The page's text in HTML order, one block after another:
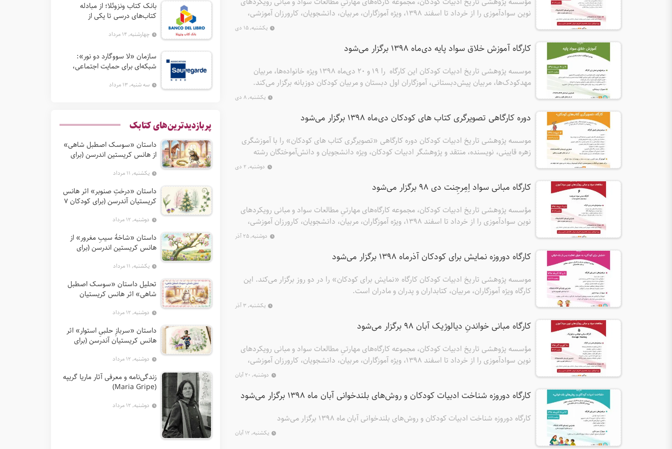
نوین سوادآموزی را از خرداد تا اسفند ۱۳۹۸، ویژه آموزگاران، مربیان، دانشجویان، کارورزان آموزشی،
یکشنبه, ۱۵ دی
کارگاه آموزش خلاق سواد پایه دی‌ماه ۱۳۹۸ برگزار می‌شود
موسسه پژوهشی تاریخ ادبیات کودکان این کارگاه را ۱۹ و ۲۰ دی‌ماه ۱۳۹۸ ویژه خانواده‌ها، مربیان
مهدکودک‌ها، مربیان پیش‌دبستانی، آموزگاران اول دبستان و مربیان کودکان دوزبانه برگزار می‌کند.
یکشنبه, ۸ دی
دوره کارگاهی تصویرگری کتاب های کودکان دی‌ماه ۱۳۹۸ برگزار می‌شود
موسسه پژوهشی تاریخ ادبیات کودکان دوره کارگاهی «تصویرگری کتاب های کودکان» را با آموزشگری
زهره قایینی، نویسنده، منتقد و پژوهشگر ادبیات کودکان، ویژه دانشجویان و دانش‌آموختگان رشته
دوشنبه, ۲ دی
کارگاه مبانی سواد اِمِرجِنت دی ۹۸ برگزار می‌شود
مؤسسه پژوهشی تاریخ ادبیات کودکان، مجموعه کارگاه‌های مهارتیِ مطالعات سواد و مبانی رویکردهای
نوین سوادآموزی را از خرداد تا اسفند ۱۳۹۸، ویژه آموزگاران، مربیان، دانشجویان، کارورزان آموزشی،
کتابداران، مادران و پدران برگزار می‌کند. کارگاه مبانی سواد اِمِرجِنت Emergent Literacy آیا درِ سواد
خواندن و نوشتن کِی فرامی‌رسد؟ بارقه‌های سواد کِی، کجا و چگونه روی می‌دهد؟ با مهمانِ ناخوانده‌ی
دوشنبه, ۲۵ آذر
کارگاه دوروزه نمایش برای کودکان آذرماه ۱۳۹۸ برگزار می‌شود
موسسه پژوهشی تاریخ ادبیات کودکان کارگاه «نمایش برای کودکان» را در دو روز برگزار می‌کند. این
کارگاه ویژه آموزگاران، مربیان، کتابداران و پدران و مادران است.
یکشنبه, ۳ آذر
کارگاه مبانی خواندنِ دیالوژیک آبان ۹۸ برگزار می‌شود
مؤسسه پژوهشی تاریخ ادبیات کودکان، مجموعه کارگاه‌های مهارتیِ مطالعات سواد و مبانی رویکردهای
نوین سوادآموزی را از خرداد تا اسفند ۱۳۹۸، ویژه آموزگاران، مربیان، دانشجویان، کارورزان آموزشی،
دوشنبه, ۲۰ آبان
کارگاه دوروزه شناخت ادبیات کودکان و روش‌های بلندخوانی آبان ماه ۱۳۹۸ برگزار می‌شود
کارگاه دوروزه شناخت ادبیات کودکان و روش‌های بلندخوانی آبان ماه ۱۳۹۸ برگزار می‌شود
یکشنبه, ۱۲ آبان
بانک کتاب ونزوئلا؛ از مبادله
کتاب‌های درسی تا یکی از
در آمریکای لاتین
چهارشنبه, ۱۴ مرداد
سازمان «لا سووگارد دو نور»:
شبکه‌ای برای حمایت اجتماعی،
اِن. اِس. اُ. آ سابق)
سه شنبه, ۱۳ مرداد
پربازدیدترین‌های کتابک
داستان «سوسک اصطبل شاهی»
از هانس کریستین اندرسن (برای
یکشنبه, ۱۱ مرداد
داستان «درختِ صنوبر» اثر هانس
کریستیان آندرسن (برای کودکان 7
دوشنبه, ۱۲ مرداد
داستان «شاخهٔ سیبِ مغرور» از
هانس کریستین اندرسن (برای
یکشنبه, ۱۱ مرداد
تحلیل داستان «سوسک اصطبل
شاهی» اثر هانس کریستیان
دوشنبه, ۱۲ مرداد
داستان «سربازِ حلبیِ استوار» اثر
هانس کریستیان آندرسن (برای
دوشنبه, ۱۲ مرداد
زندگی‌نامه و معرفی آثار ماریا گریپه
(Maria Gripe)
دوشنبه, ۱۲ مرداد